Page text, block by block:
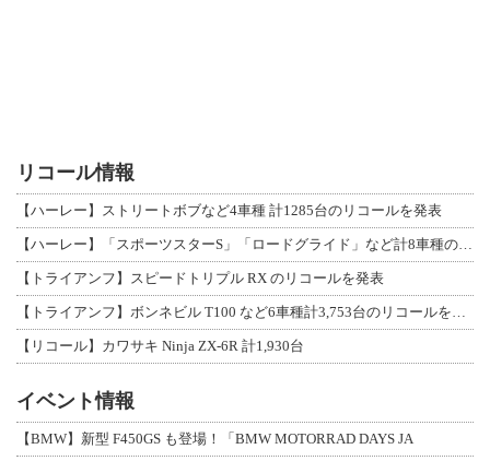
リコール情報
【ハーレー】ストリートボブなど4車種 計1285台のリコールを発表
【ハーレー】「スポーツスターS」「ロードグライド」など計8車種のリコールを発表
【トライアンフ】スピードトリプル RX のリコールを発表
【トライアンフ】ボンネビル T100 など6車種計3,753台のリコールを発表
【リコール】カワサキ Ninja ZX-6R 計1,930台
イベント情報
【BMW】新型 F450GS も登場！「BMW MOTORRAD DAYS JA